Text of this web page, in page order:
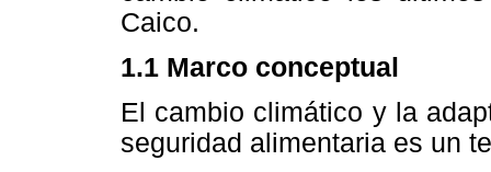
Caico.
1.1 Marco conceptual
El cambio climático y la
seguridad alimentaria es un